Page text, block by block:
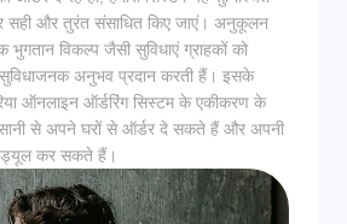
सही और तुरंत संसाधित किए जाएं। अनुकूलन
भुगतान विकल्प जैसी सुविधाएं ग्राहकों को
अनुभव प्रदान करती हैं। इसके
ऑनलाइन ऑर्डरिंग सिस्टम के एकीकरण के
से अपने घरों से ऑर्डर दे सकते हैं और अपनी
शेड्यूल कर सकते हैं।